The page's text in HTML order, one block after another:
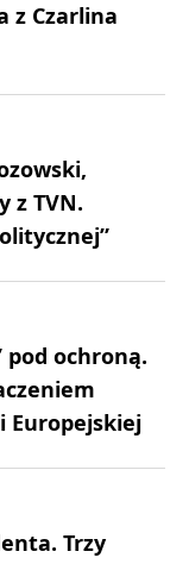
z Czarlina
z TVN.
pod ochroną.
Europejskiej
Trzy